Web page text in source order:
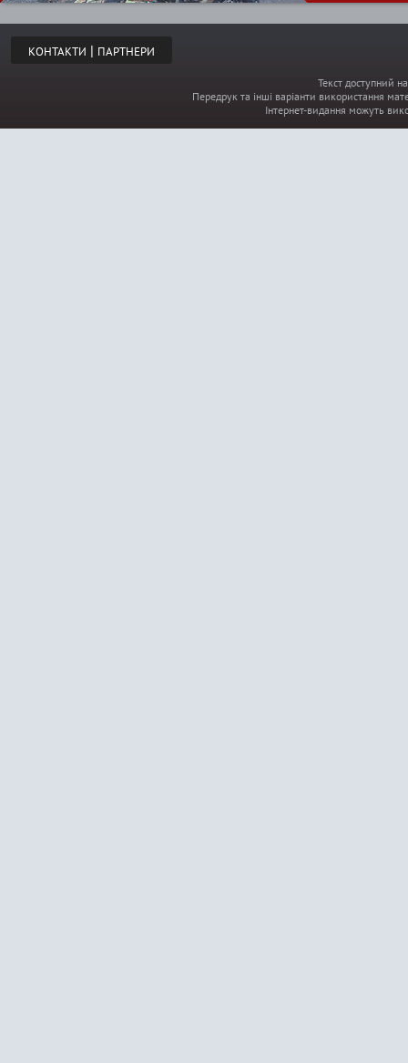
КОНТАКТИ | ПАРТНЕРИ
Текст доступний
Передрук та інші варіанти використання
Інтернет-видання можуть